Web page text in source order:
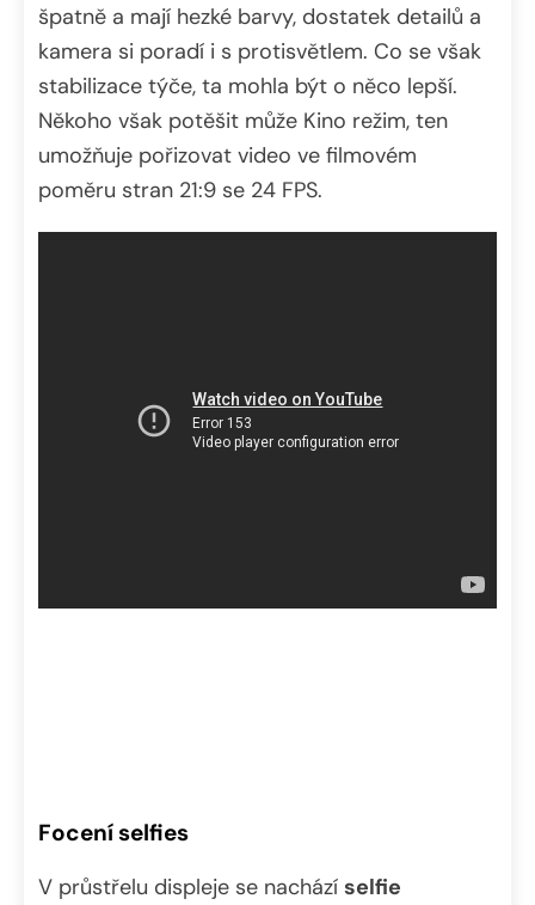
špatně a mají hezké barvy, dostatek detailů a
kamera si poradí i s protisvětlem. Co se však
stabilizace týče, ta mohla být o něco lepší.
Někoho však potěšit může Kino režim, ten
umožňuje pořizovat video ve filmovém
poměru stran 21:9 se 24 FPS.
Focení selfies
V průstřelu displeje se nachází selfie